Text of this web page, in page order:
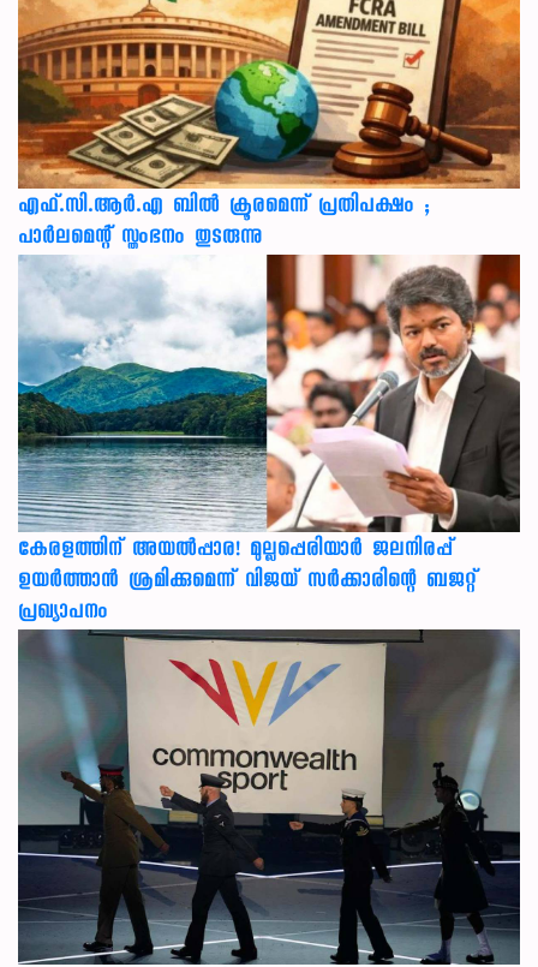
എഫ്.സി.ആർ.എ ബിൽ ക്രൂരമെന്ന് പ്രതിപക്ഷം ;
പാർലമെന്റ് സ്തംഭനം തുടരുന്നു
കേരളത്തിന് അ‌യൽപ്പാര! മുല്ലപ്പെരിയാർ ജലനിരപ്പ്
ഉയർത്താൻ ശ്രമിക്കുമെന്ന് വിജയ് സർക്കാരിന്റെ ബജറ്റ്
പ്രഖ്യാപനം